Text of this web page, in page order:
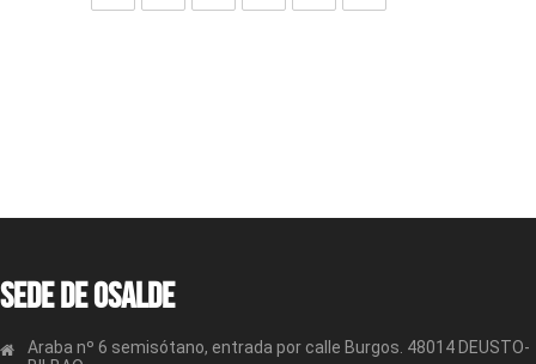
Sede de OSALDE
Araba nº 6 semisótano, entrada por calle Burgos. 48014 DEUSTO-